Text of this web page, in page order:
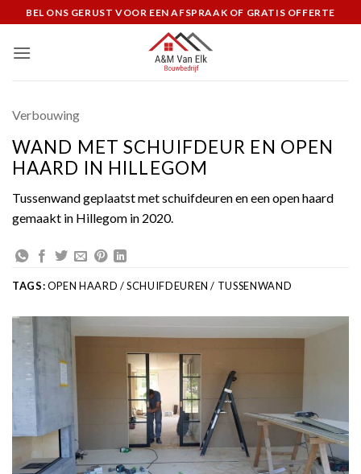
naar
inhoud
BEL ONS GERUST VOOR EEN AFSPRAAK OF GRATIS OFFERTE
Verbouwing
WAND MET SCHUIFDEUR EN OPEN
HAARD IN HILLEGOM
Tussenwand geplaatst met schuifdeuren en een open haard
gemaakt in Hillegom in 2020.
TAGS:OPEN HAARD / SCHUIFDEUREN / TUSSENWAND